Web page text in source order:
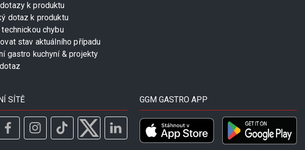
k produktu
dotaz k produktu
chybu
stav aktuálního případu
gastro kuchyní & projekty
SÍTĚ GGM GASTRO APP